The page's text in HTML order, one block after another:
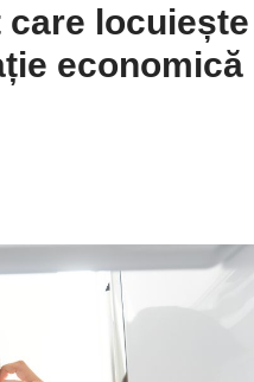
care locuiește
economică